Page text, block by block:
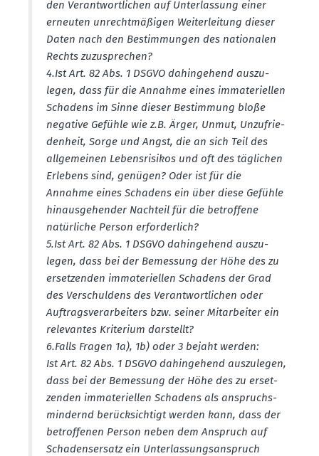
den Verant­wort­lichen auf Unter­lassung einer
erneuten unrecht­mä­ßigen Weiter­leitung dieser
Daten nach den Bestim­mungen des natio­nalen
Rechts zuzusprechen?
4.​Ist Art. 82 Abs. 1 DSGVO dahin­gehend auszu­
legen, dass für die Annahme eines immate­ri­ellen
Schadens im Sinne dieser Bestimmung bloße
negative Gefühle wie z.B. Ärger, Unmut, Unzufrie­
denheit, Sorge und Angst, die an sich Teil des
allge­meinen Lebens­ri­sikos und oft des täglichen
Erlebens sind, genügen? Oder ist für die
Annahme eines Schadens ein über diese Gefühle
hinaus­ge­hender Nachteil für die betroffene
natür­liche Person erfor­derlich?
5.​Ist Art. 82 Abs. 1 DSGVO dahin­gehend auszu­
legen, dass bei der Bemessung der Höhe des zu
erset­zenden immate­ri­ellen Schadens der Grad
des Verschuldens des Verant­wort­lichen oder
Auftrags­ver­ar­beiters bzw. seiner Mitar­beiter ein
relevantes Kriterium darstellt?
6.​Falls Fragen 1a), 1b) oder 3 bejaht werden:
Ist Art. 82 Abs. 1 DSGVO dahin­gehend auszu­legen,
dass bei der Bemessung der Höhe des zu erset­
zenden immate­ri­ellen Schadens als anspruchs­
min­dernd berück­sichtigt werden kann, dass der
betrof­fenen Person neben dem Anspruch auf
Schadens­ersatz ein Unter­las­sungs­an­spruch